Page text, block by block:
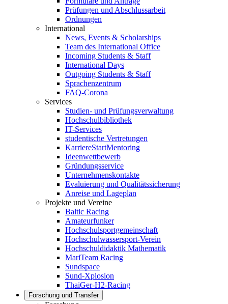
Prüfungen und Abschlussarbeit
Ordnungen
International
News, Events & Scholarships
Team des International Office
Incoming Students & Staff
International Days
Outgoing Students & Staff
Sprachenzentrum
FAQ-Corona
Services
Studien- und Prüfungsverwaltung
Hochschulbibliothek
IT-Services
studentische Vertretungen
KarriereStartMentoring
Ideenwettbewerb
Gründungsservice
Unternehmenskontakte
Evaluierung und Qualitätssicherung
Anreise und Lageplan
Projekte und Vereine
Baltic Racing
Amateurfunker
Hochschulsportgemeinschaft
Hochschulwassersport-Verein
Hochschuldidaktik Mathematik
MariTeam Racing
Sundspace
Sund-Xplosion
ThaiGer-H2-Racing
Forschung und Transfer